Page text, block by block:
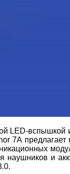
LED-
7A предлагает
наушников и